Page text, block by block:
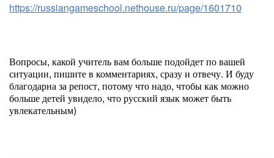
https://russiangameschool.nethouse.ru/page/1601710
Вопросы, какой учитель вам больше подойдет по вашей
ситуации, пишите в комментариях, сразу и отвечу. И буду
благодарна за репост, потому что надо, чтобы как можно
больше детей увидело, что русский язык может быть
увлекательным)